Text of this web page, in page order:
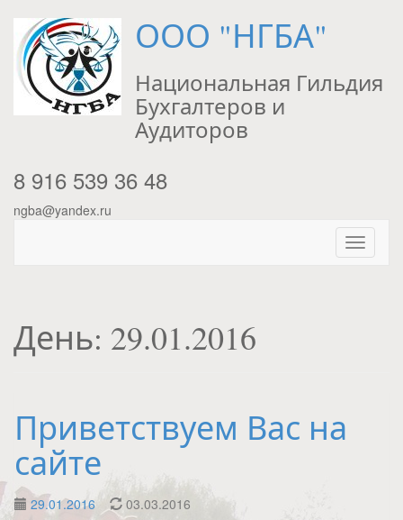
ООО "НГБА"
Национальная Гильдия
Бухгалтеров и
Аудиторов
8 916 539 36 48
ngba@yandex.ru
День: 29.01.2016
Приветствуем Вас на
сайте
29.01.2016 03.03.2016